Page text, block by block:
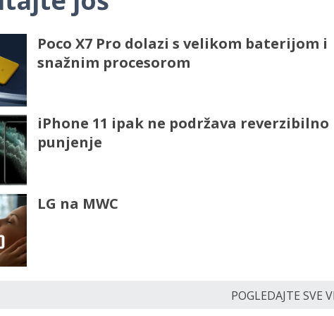
Poco X7 Pro dolazi s velikom baterijom i
snažnim procesorom
iPhone 11 ipak ne podržava reverzibilno
punjenje
LG na MWC
POGLEDAJTE SVE